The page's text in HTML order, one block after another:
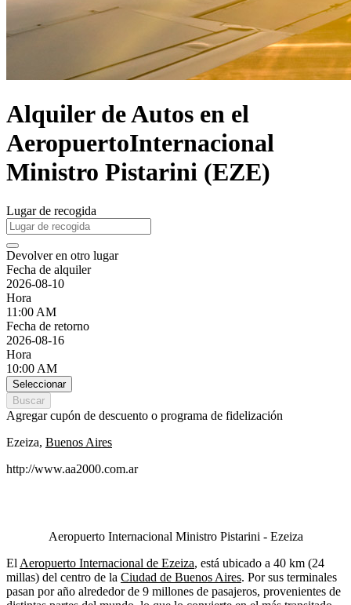
Alquiler de Autos en el
AeropuertoInternacional
Ministro Pistarini (EZE)
Lugar de recogida
Devolver en otro lugar
Fecha de alquiler
2026-08-10
Hora
11:00 AM
Fecha de retorno
2026-08-16
Hora
10:00 AM
Seleccionar
Buscar
Agregar cupón de descuento o programa de fidelización
Ezeiza, Buenos Aires
http://www.aa2000.com.ar
Aeropuerto Internacional Ministro Pistarini - Ezeiza
El Aeropuerto Internacional de Ezeiza, está ubicado a 40 km (24
millas) del centro de la Ciudad de Buenos Aires. Por sus terminales
pasan por año alrededor de 9 millones de pasajeros, provenientes de